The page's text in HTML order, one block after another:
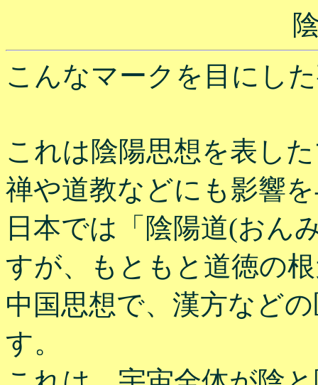
こんなマークを目にし
これは陰陽思想を表し
禅や道教などにも影響
日本では「陰陽道(おん
すが、もともと道徳の
中国思想で、漢方など
す。